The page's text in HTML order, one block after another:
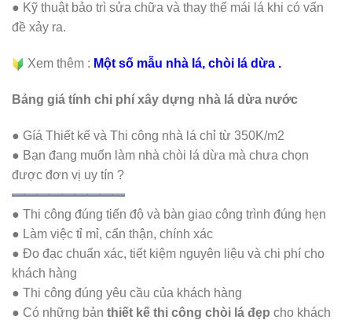
● Kỹ thuật bảo trì sửa chữa và thay thế mái lá khi có vấn
đề xảy ra.
Xem thêm : Một số mẫu nhà lá, chòi lá dừa .
Bảng giá tính chi phí xây dựng nhà lá dừa nước
● Gíá Thiết kế và Thi công nhà lá chỉ từ 350K/m2
● Bạn đang muốn làm nhà chòi lá dừa mà chưa chọn
được đơn vị uy tín ?
● Thi công đúng tiến độ và bàn giao công trình đúng hẹn
● Làm việc tỉ mỉ, cẩn thận, chính xác
● Đo đạc chuẩn xác, tiết kiệm nguyên liệu và chi phí cho
khách hàng
● Thi công đúng yêu cầu của khách hàng
● Có những bản thiết kế thi công chòi lá đẹp cho khách